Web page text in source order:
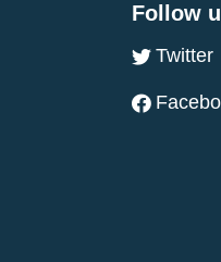
Follow
Twitter